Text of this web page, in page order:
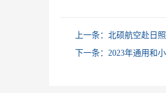
上一条： 北硕航空赴日
下一条： 2023年通用和